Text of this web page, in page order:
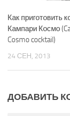
Как приготовить
Кампари Космо
Cosmo cocktail)
24 СЕН, 2013
ДОБАВИТЬ